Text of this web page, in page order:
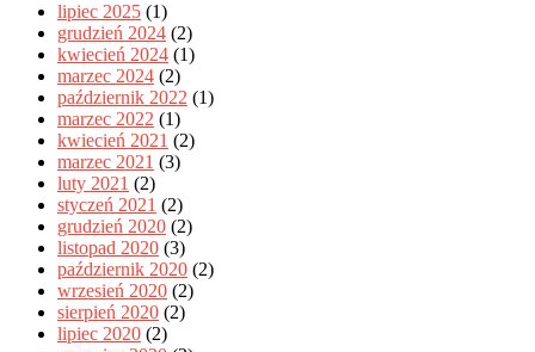
lipiec 2025 (1)
grudzień 2024 (2)
kwiecień 2024 (1)
marzec 2024 (2)
październik 2022 (1)
marzec 2022 (1)
kwiecień 2021 (2)
marzec 2021 (3)
luty 2021 (2)
styczeń 2021 (2)
grudzień 2020 (2)
listopad 2020 (3)
październik 2020 (2)
wrzesień 2020 (2)
sierpień 2020 (2)
lipiec 2020 (2)